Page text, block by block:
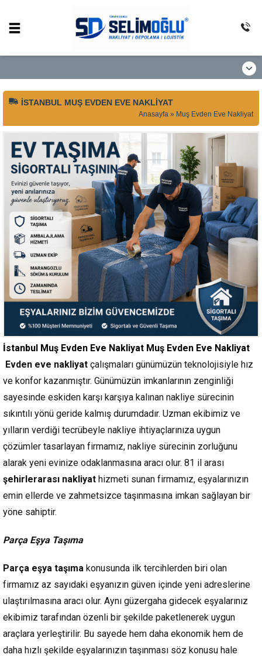
İSTANBUL MUŞ EVDEN EVE NAKLIYAT
Anasayfa » Muş Evden Eve Nakliyat
İstanbul Muş Evden Eve Nakliyat Muş Evden Eve Nakliyat
Evden eve nakliyat çalışmaları günümüzün teknolojisiyle hız
ve konfor kazanmıştır. Günümüzün imkanlarının zenginliği
sayesinde eskiden karşı karşıya kalınan nakliye sürecinin
sıkıntılı yönü geride kalmış durumdadır. Uzman ekibimiz ve
yılların verdiği tecrübeyle nakliye ihtiyaçlarınıza uygun
çözümler tasarlayan firmamız, nakliye sürecinin zorluğunu
alarak yeni evinize odaklanmasına aracı olur. 81 il arası
şehirlerarası nakliyat hizmeti sunan firmamız, eşyalarınızın
emin ellerde ve zahmetsizce taşınmasına imkan sağlayan bir
yöne sahiptir.
Parça Eşya Taşıma
Parça eşya taşıma konusunda ilk tercihlerden biri olan
firmamız az sayıdaki eşyanızın güven içinde yeni adreslerine
ulaştırılmasına aracı olur. Aynı güzergaha gidecek eşyalarınız
ekibimiz tarafından özenli bir şekilde paketlenerek uygun
araçlara yerleştirilir. Bu sayede hem daha ekonomik hem de
daha hızlı şekilde eşyalarınızın taşınması söz konusu hale